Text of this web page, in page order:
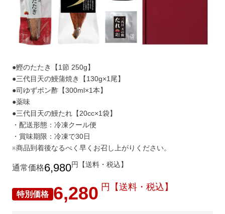
●鰹のたたき【1節 250g】
●三代目天の鰻蒲焼き【130g×1尾】
●司ゆずポン酢【300ml×1本】
●薬味
●三代目天の鰻たれ【20cc×1袋】
・配送形態：冷凍クール便
・賞味期限：冷凍で30日
※商品到着後なるべく早くお召し上がりください。
通常価格6,980円【送料・税込】
特別価格 6,280 円【送料・税込】